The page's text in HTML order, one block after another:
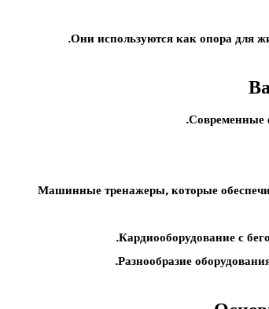
Они используются как опора для
Современные
Машинные тренажеры, которые
Кардиооборудование с
Разнообразие